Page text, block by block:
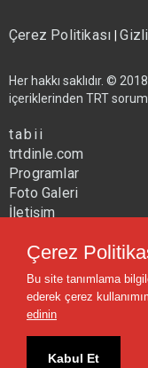
Çerez Politikası|
Her hakkı saklıdır. ©
içeriklerinden TRT
tabii
trtdinle.com
Programlar
Foto Galeri
İletişim
trtavaz.com.tr
trtmuzik.net.tr
trtcocuk.net.tr
Çerez
Bu site tanımlama
ederek çerez
edinin
Kabul Et